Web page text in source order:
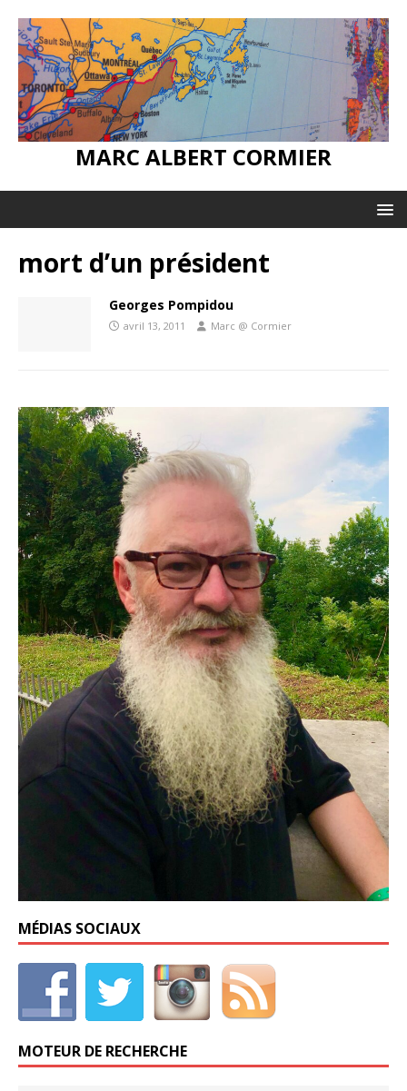
MARC ALBERT CORMIER
mort d’un président
Georges Pompidou
avril 13, 2011 Marc @ Cormier
MÉDIAS SOCIAUX
MOTEUR DE RECHERCHE